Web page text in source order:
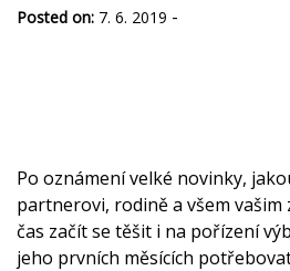
Posted on: 7. 6. 2019 -
Po oznámení velké novinky,
partnerovi, rodině a všem vašim
čas začít se těšit i na pořízení
jeho prvních měsících